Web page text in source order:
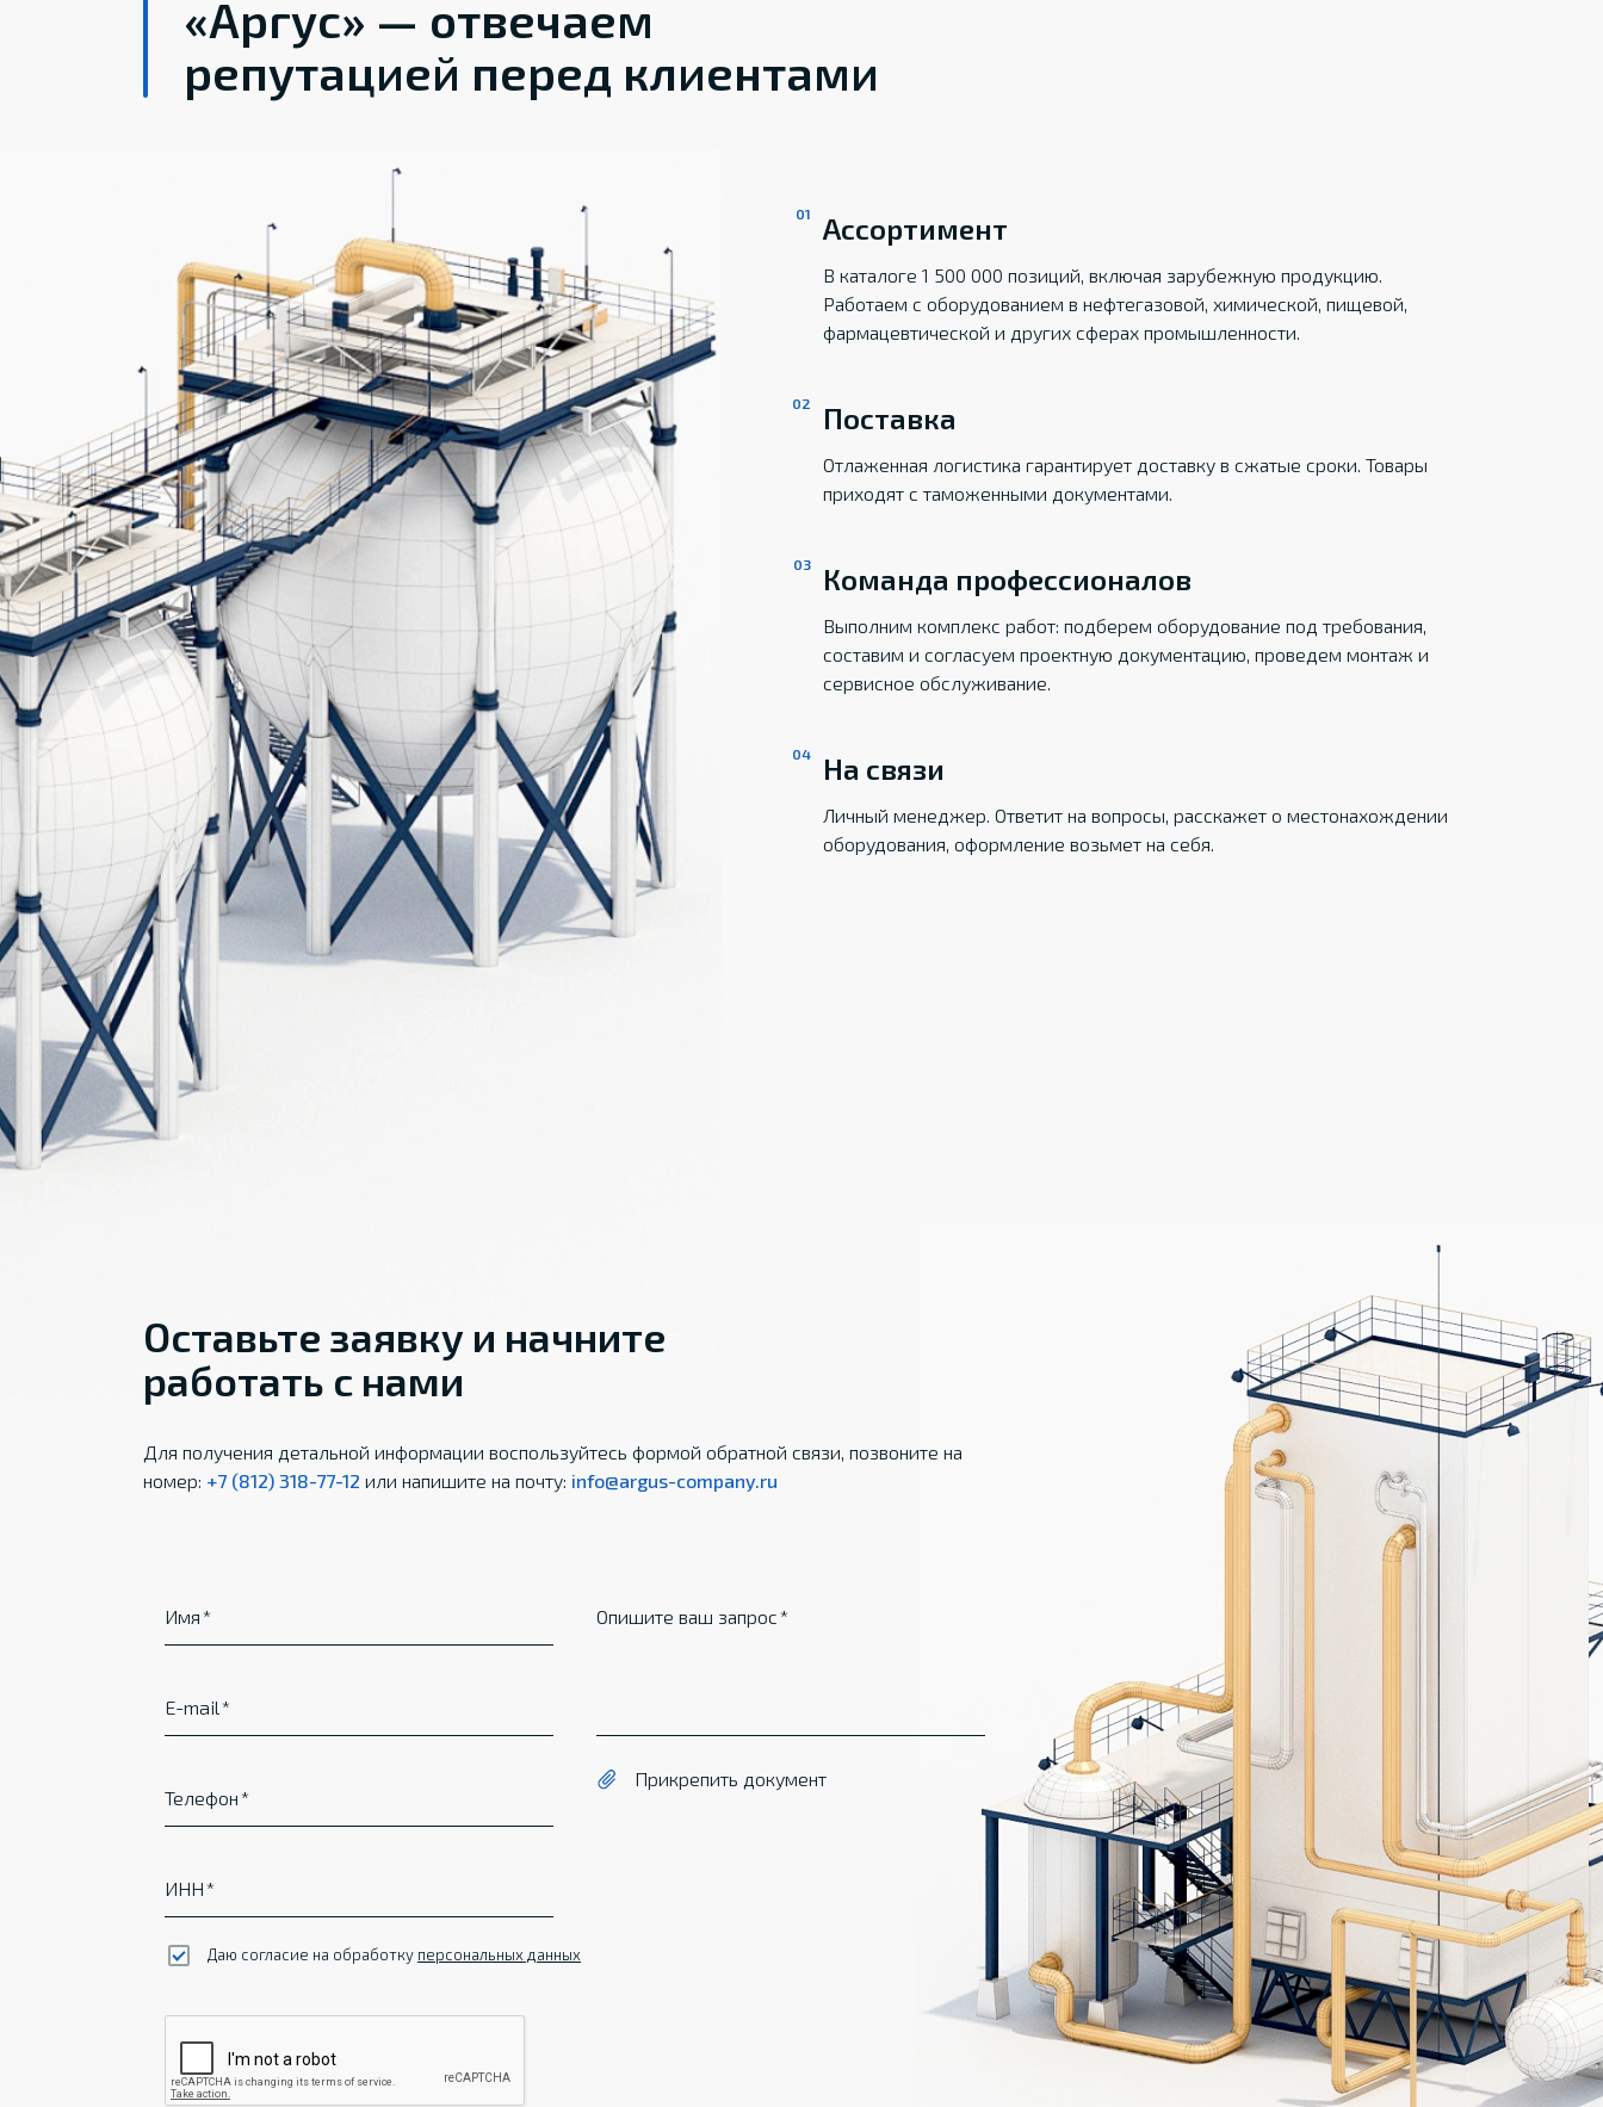
«Аргус» — отвечаем
репутацией перед клиентами
Ассортимент
В каталоге 1 500 000 позиций, включая зарубежную продукцию.
Работаем с оборудованием в нефтегазовой, химической, пищевой,
фармацевтической и других сферах промышленности.
Поставка
Отлаженная логистика гарантирует доставку в сжатые сроки. Товары
приходят с таможенными документами.
Команда профессионалов
Выполним комплекс работ: подберем оборудование под требования,
составим и согласуем проектную документацию, проведем монтаж и
сервисное обслуживание.
На связи
Личный менеджер. Ответит на вопросы, расскажет о местонахождении
оборудования, оформление возьмет на себя.
Оставьте заявку и начните
работать с нами
Для получения детальной информации воспользуйтесь формой обратной связи, позвоните на
номер: +7 (812) 318-77-12 или напишите на почту: info@argus-company.ru
Имя
E-mail
Телефон
ИНН
Опишите ваш запрос
Прикрепить документ
Даю согласие на обработку персональных данных